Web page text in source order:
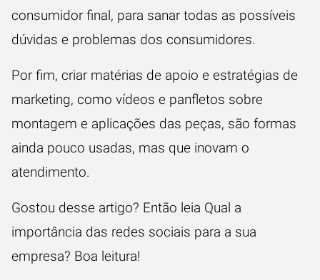
consumidor final, para sanar todas as possíveis
dúvidas e problemas dos consumidores.
Por fim, criar matérias de apoio e estratégias de
marketing, como vídeos e panfletos sobre
montagem e aplicações das peças, são formas
ainda pouco usadas, mas que inovam o
atendimento.
Gostou desse artigo? Então leia Qual a
importância das redes sociais para a sua
empresa? Boa leitura!